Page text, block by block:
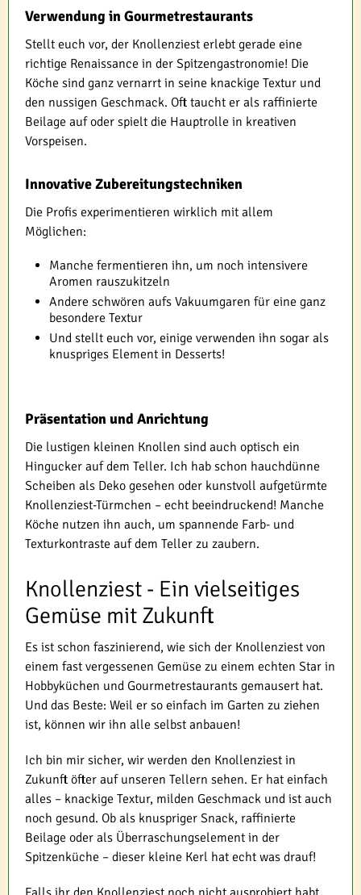
Verwendung in Gourmetrestaurants
Stellt euch vor, der Knollenziest erlebt gerade eine
richtige Renaissance in der Spitzengastronomie! Die
Köche sind ganz vernarrt in seine knackige Textur und
den nussigen Geschmack. Oft taucht er als raffinierte
Beilage auf oder spielt die Hauptrolle in kreativen
Vorspeisen.
Innovative Zubereitungstechniken
Die Profis experimentieren wirklich mit allem
Möglichen:
Manche fermentieren ihn, um noch intensivere
Aromen rauszukitzeln
Andere schwören aufs Vakuumgaren für eine ganz
besondere Textur
Und stellt euch vor, einige verwenden ihn sogar als
knuspriges Element in Desserts!
Präsentation und Anrichtung
Die lustigen kleinen Knollen sind auch optisch ein
Hingucker auf dem Teller. Ich hab schon hauchdünne
Scheiben als Deko gesehen oder kunstvoll aufgetürmte
Knollenziest-Türmchen – echt beeindruckend! Manche
Köche nutzen ihn auch, um spannende Farb- und
Texturkontraste auf dem Teller zu zaubern.
Knollenziest - Ein vielseitiges
Gemüse mit Zukunft
Es ist schon faszinierend, wie sich der Knollenziest von
einem fast vergessenen Gemüse zu einem echten Star in
Hobbyküchen und Gourmetrestaurants gemausert hat.
Und das Beste: Weil er so einfach im Garten zu ziehen
ist, können wir ihn alle selbst anbauen!
Ich bin mir sicher, wir werden den Knollenziest in
Zukunft öfter auf unseren Tellern sehen. Er hat einfach
alles – knackige Textur, milden Geschmack und ist auch
noch gesund. Ob als knuspriger Snack, raffinierte
Beilage oder als Überraschungselement in der
Spitzenküche – dieser kleine Kerl hat echt was drauf!